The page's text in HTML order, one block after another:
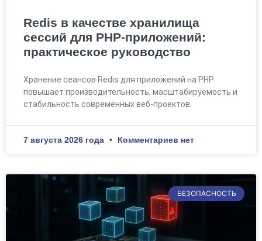
Redis в качестве хранилища
сессий для PHP-приложений:
практическое руководство
Хранение сеансов Redis для приложений на PHP
повышает производительность, масштабируемость и
стабильность современных веб-проектов.
7 августа 2026 года Комментариев нет
БЕЗОПАСНОСТЬ